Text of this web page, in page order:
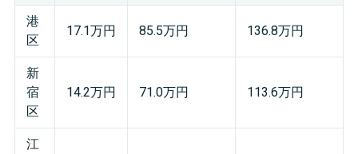
港
区
17.1万円 85.5万円 136.8万円
新
宿
区
14.2万円 71.0万円 113.6万円
江